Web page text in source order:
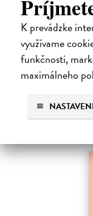
K prevádzke
využívame
funkčnosti,
maximálneho
so psou hlavou náš
McStromaldovi, 22
tiež Pickovmu…
Na sklade ?
13,90 €